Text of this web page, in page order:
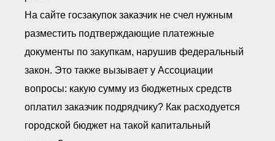
На сайте госзакупок заказчик не счел нужным
разместить подтверждающие платежные
документы по закупкам, нарушив федеральный
закон. Это также вызывает у Ассоциации
вопросы: какую сумму из бюджетных средств
оплатил заказчик подрядчику? Как расходуется
городской бюджет на такой капитальный